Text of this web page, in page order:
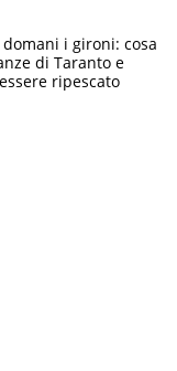
i gironi: cosa
di Taranto e
ripescato